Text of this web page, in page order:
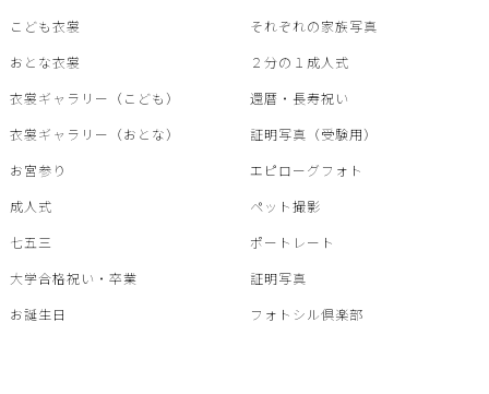
こども衣裳
おとな衣裳
衣裳ギャラリー（こども）
衣裳ギャラリー（おとな）
お宮参り
成人式
七五三
大学合格祝い・卒業
お誕生日
それぞれの家族写真
２分の１成人式
還暦・⾧寿祝い
証明写真（受験用）
エピローグフォト
ペット撮影
ポートレート
証明写真
フォトシル倶楽部